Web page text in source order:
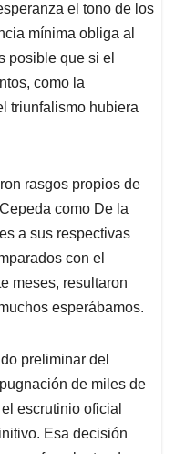
el tono de los
mínima obliga al
posible que si el
como la
triunfalismo hubiera
rasgos propios de
como De la
a sus respectivas
con el
meses, resultaron
esperábamos.
preliminar del
de miles de
escrutinio oficial
Esa decisión